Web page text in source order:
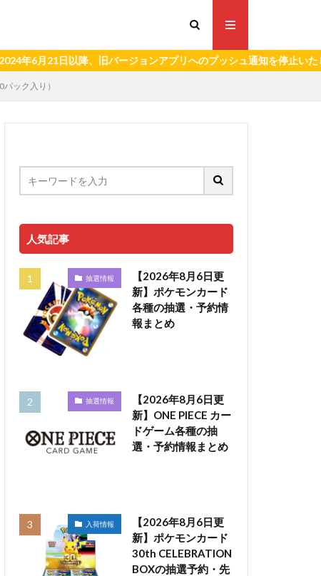
日以降、旧バージョンアプリへのプッシュ通知を停止いたします。）
ック入り）
人気記事
抽選情報
【2026年8月6日更
新】ポケモンカード
各種の抽選・予約情
報まとめ
抽選情報
【2026年8月6日更
新】ONE PIECE カー
ドゲーム各種の抽
選・予約情報まとめ
入荷情報
【2026年8月6日更
新】ポケモンカード
30th CELEBRATION
BOXの抽選予約・先